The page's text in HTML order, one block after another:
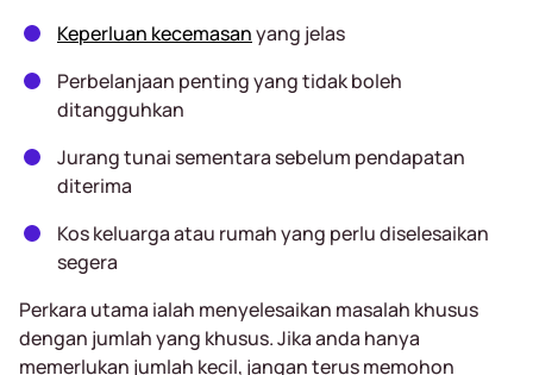
Keperluan kecemasanyang jelas
Perbelanjaan penting yang tidak boleh
ditangguhkan
Jurang tunai sementara sebelum pendapatan
diterima
Kos keluarga atau rumah yang perlu diselesaikan
segera
Perkara utama ialah menyelesaikan masalah khusus
dengan jumlah yang khusus. Jika anda hanya
memerlukan jumlah kecil, jangan terus memohon